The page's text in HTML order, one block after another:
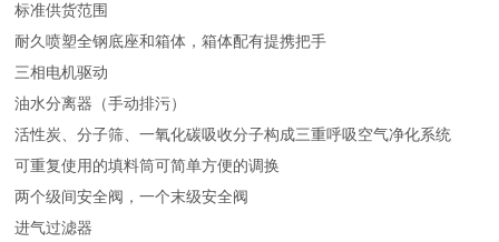
标准供货范围
耐久喷塑全钢底座和箱体，箱体配有提携把手
三相电机驱动
油水分离器（手动排污）
活性炭、分子筛、一氧化碳吸收分子构成三重呼吸空气净化系统
可重复使用的填料筒可简单方便的调换
两个级间安全阀，一个末级安全阀
进气过滤器